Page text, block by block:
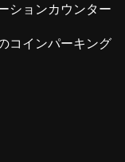
ションカウンター
コインパーキング